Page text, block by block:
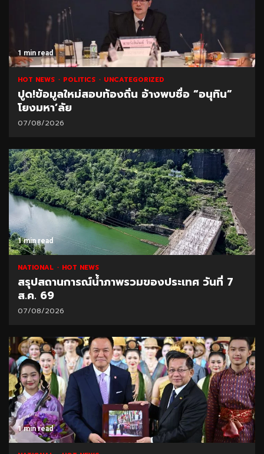
1 min read
HOT NEWS POLITICS UNCATEGORIZED
ปูด!ข้อมูลใหม่สอบท้องถิ่น อ้างพบชื่อ “อนุทิน”
โยงมหา’ลัย
07/08/2026
1 min read
NATIONAL HOT NEWS
สรุปสถานการณ์น้ำภาพรวมของประเทศ วันที่ 7
ส.ค. 69
07/08/2026
1 min read